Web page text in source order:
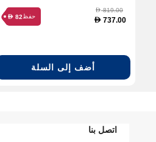
D819.00
D 737.00 حفظ D 82
أضف إلى السلة
اتصل بنا